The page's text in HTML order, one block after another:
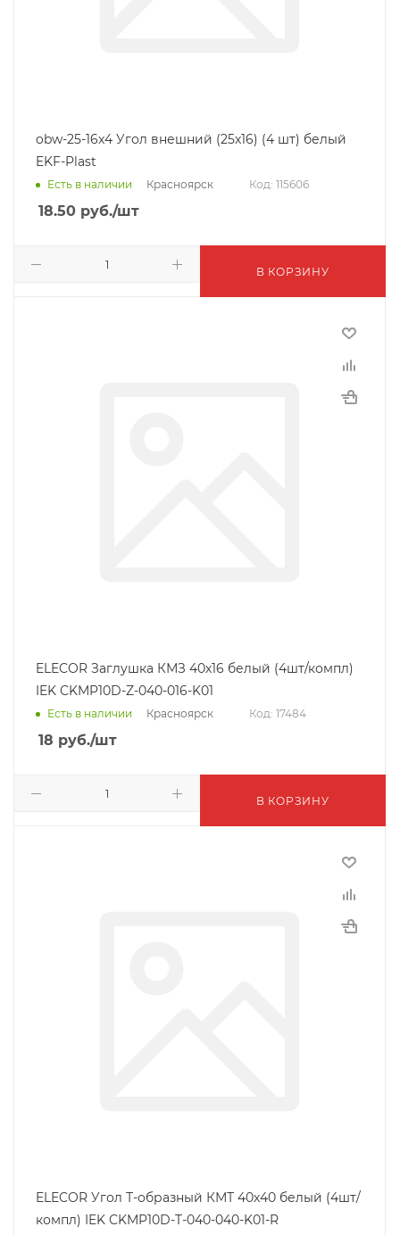
obw-25-16x4 Угол внешний (25x16) (4 шт) белый
EKF-Plast
Есть в наличии Красноярск Код: 115606
18.50 руб./шт
В КОРЗИНУ
ELECOR Заглушка КМЗ 40х16 белый (4шт/компл)
IEK CKMP10D-Z-040-016-K01
Есть в наличии Красноярск Код: 17484
18 руб./шт
В КОРЗИНУ
ELECOR Угол Т-образный КМТ 40х40 белый (4шт/
компл) IEK CKMP10D-T-040-040-K01-R